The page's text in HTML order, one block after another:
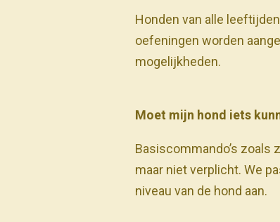
Honden van alle
oefeningen worden
mogelijkheden.
Moet mijn hond iets
Basiscommando’s zoals
maar niet verplicht. We
niveau van de hond aan.